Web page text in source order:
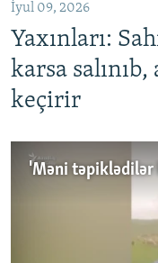
İyul 09, 2026
Yaxınları:
karsa salınıb,
keçirir
No media